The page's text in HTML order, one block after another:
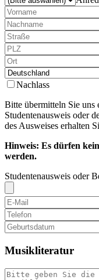
Nachlass
Bitte übermitteln Sie uns
Studentenausweis oder
des Ausweises erhalten
Hinweis: Es dürfen
werden.
Studentenausweis oder
Musikliteratur